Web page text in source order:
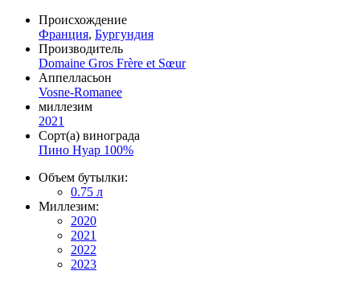
Происхождение
Франция, Бургундия
Производитель
Domaine Gros Frère et Sœur
Аппелласьон
Vosne-Romanee
миллезим
2021
Сорт(а) винограда
Пино Нуар 100%
Объем бутылки:
0.75 л
Миллезим:
2020
2021
2022
2023